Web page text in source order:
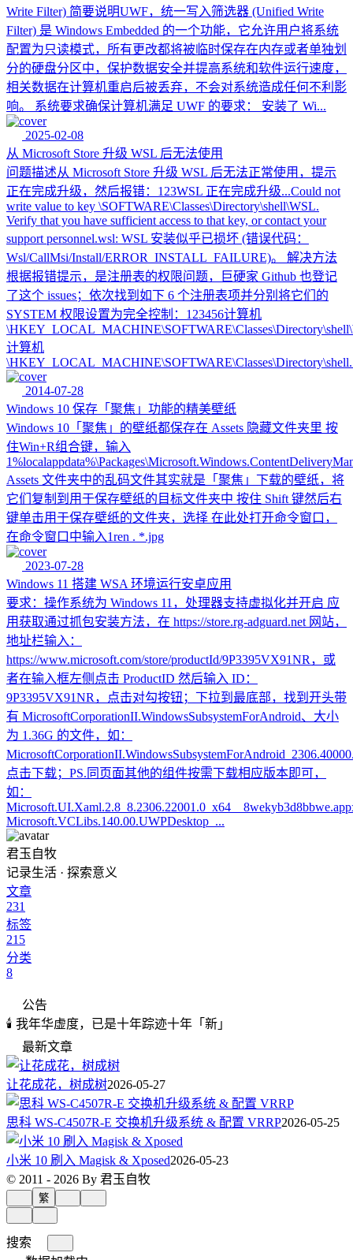
Write Filter) 简要说明UWF，统一写入筛选器 (Unified Write
Filter) 是 Windows Embedded 的一个功能，它允许用户将系统
配置为只读模式，所有更改都将被临时保存在内存或者单独划
分的硬盘分区中，保护数据安全并提高系统和软件运行速度，
相关数据在计算机重启后被丢弃，不会对系统造成任何不利影
响。 系统要求确保计算机满足 UWF 的要求： 安装了 Wi...
2025-02-08
从 Microsoft Store 升级 WSL 后无法使用
问题描述从 Microsoft Store 升级 WSL 后无法正常使用，提示
正在完成升级，然后报错：123WSL 正在完成升级...Could not
write value to key \SOFTWARE\Classes\Directory\shell\WSL.
Verify that you have sufficient access to that key, or contact your
support personnel.wsl: WSL 安装似乎已损坏 (错误代码：
Wsl/CallMsi/Install/ERROR_INSTALL_FAILURE)。 解决方法
根据报错提示，是注册表的权限问题，巨硬家 Github 也登记
了这个 issues；依次找到如下 6 个注册表项并分别将它们的
SYSTEM 权限设置为完全控制：123456计算机
计算机
2014-07-28
Windows 10 保存「聚焦」功能的精美壁纸
Windows 10「聚焦」的壁纸都保存在 Assets 隐藏文件夹里 按
住Win+R组合键，输入
Assets 文件夹中的乱码文件其实就是「聚焦」下载的壁纸，将
它们复制到用于保存壁纸的目标文件夹中 按住 Shift 键然后右
键单击用于保存壁纸的文件夹，选择 在此处打开命令窗口，
在命令窗口中输入1ren . *.jpg
2023-07-28
Windows 11 搭建 WSA 环境运行安卓应用
要求：操作系统为 Windows 11，处理器支持虚拟化并开启 应
用获取通过抓包安装方法，在 https://store.rg-adguard.net 网站，
地址栏输入：
https://www.microsoft.com/store/productId/9P3395VX91NR，或
者在输入框左侧点击 ProductID 然后输入 ID：
9P3395VX91NR，点击对勾按钮；下拉到最底部，找到开头带
有 MicrosoftCorporationII.WindowsSubsystemForAndroid、大小
为 1.36G 的文件，如：
点击下载；PS.同页面其他的组件按需下载相应版本即可，
如：
Microsoft.VCLibs.140.00.UWPDesktop_...
君玉自牧
记录生活 · 探索意义
文章
231
标签
215
分类
8
公告
🕯️ 我年华虚度，已是十年踪迹十年「新」
最新文章
让花成花，树成树2026-05-27
思科 WS-C4507R-E 交换机升级系统 & 配置 VRRP2026-05-25
小米 10 刷入 Magisk & Xposed2026-05-23
© 2011 - 2026 By 君玉自牧
繁
搜索